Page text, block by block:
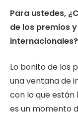
Para ustedes,
de los premios
internacionales?
Lo bonito de los
una ventana de
con lo que están
es un momento